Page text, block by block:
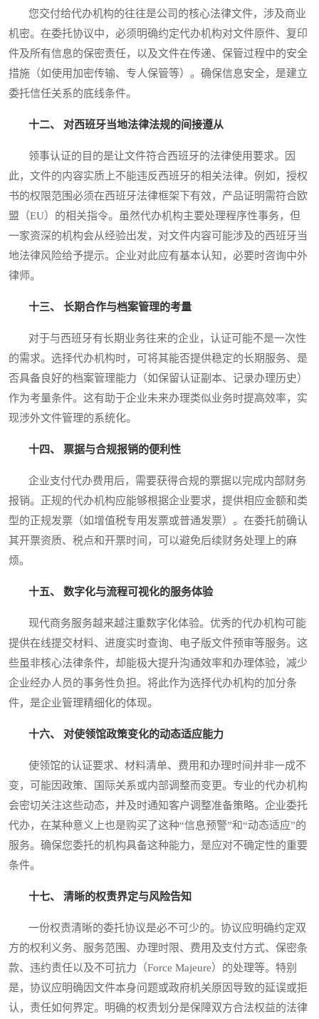
您交付给代办机构的往往是公司的核心法律文件，涉及商业
机密。在委托协议中，必须明确约定代办机构对文件原件、复印
件及所有信息的保密责任，以及文件在传递、保管过程中的安全
措施（如使用加密传输、专人保管等）。确保信息安全，是建立
委托信任关系的底线条件。
十二、 对西班牙当地法律法规的间接遵从
领事认证的目的是让文件符合西班牙的法律使用要求。因
此，文件的内容实质上不能违反西班牙的相关法律。例如，授权
书的权限范围必须在西班牙法律框架下有效，产品证明需符合欧
盟（EU）的相关指令。虽然代办机构主要处理程序性事务，但
一家资深的机构会从经验出发，对文件内容可能涉及的西班牙当
地法律风险给予提示。企业对此应有基本认知，必要时咨询中外
律师。
十三、 长期合作与档案管理的考量
对于与西班牙有长期业务往来的企业，认证可能不是一次性
的需求。选择代办机构时，可将其能否提供稳定的长期服务、是
否具备良好的档案管理能力（如保留认证副本、记录办理历史）
作为考量条件。这有助于企业未来办理类似业务时提高效率，实
现涉外文件管理的系统化。
十四、 票据与合规报销的便利性
企业支付代办费用后，需要获得合规的票据以完成内部财务
报销。正规的代办机构应能够根据企业要求，提供相应金额和类
型的正规发票（如增值税专用发票或普通发票）。在委托前确认
其开票资质、税点和开票时间，可以避免后续财务处理上的麻
烦。
十五、 数字化与流程可视化的服务体验
现代商务服务越来越注重数字化体验。优秀的代办机构可能
提供在线提交材料、进度实时查询、电子版文件预审等服务。这
些虽非核心法律条件，却能极大提升沟通效率和办理体验，减少
企业经办人员的事务性负担。将此作为选择代办机构的加分条
件，是企业管理精细化的体现。
十六、 对使领馆政策变化的动态适应能力
使领馆的认证要求、材料清单、费用和办理时间并非一成不
变，可能因政策、国际关系或内部调整而变更。专业的代办机构
会密切关注这些动态，并及时通知客户调整准备策略。企业委托
代办，在某种意义上也是购买了这种“信息预警”和“动态适应”的
服务。确保您委托的机构具备这种能力，是应对不确定性的重要
条件。
十七、 清晰的权责界定与风险告知
一份权责清晰的委托协议是必不可少的。协议应明确约定双
方的权利义务、服务范围、办理时限、费用及支付方式、保密条
款、违约责任以及不可抗力（Force Majeure）的处理等。特别
是，协议应明确因文件本身问题或政府机关原因导致的延误或拒
认，责任如何界定。明确的权责划分是保障双方合法权益的法律